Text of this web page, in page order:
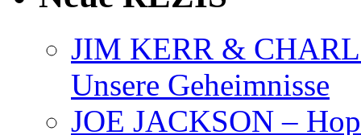
JIM KERR &
Unsere Geheimnisse
JOE JACKSON –